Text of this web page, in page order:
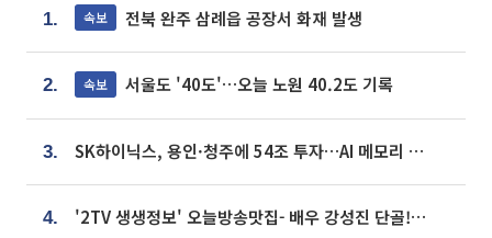
1. 속보 전북 완주 삼례읍 공장서 화재 발생
2. 속보 서울도 '40도'…오늘 노원 40.2도 기록
3. SK하이닉스, 용인·청주에 54조 투자…AI 메모리 생산기지 키운다
4. '2TV 생생정보' 오늘방송맛집- 배우 강성진 단골! 쌀국수ㆍ푸팟퐁 커리 맛집 '블○○○'